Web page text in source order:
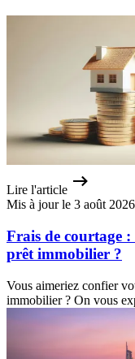
Lire l'article
Mis à jour le 3 août 2026
Frais de courtage
prêt immobilier ?
Vous aimeriez confier
immobilier ? On vous